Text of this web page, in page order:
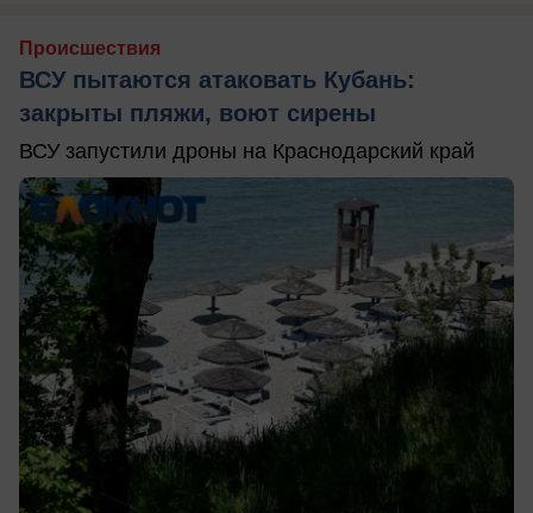
Происшествия
ВСУ пытаются атаковать Кубань:
закрыты пляжи, воют сирены
ВСУ запустили дроны на Краснодарский край